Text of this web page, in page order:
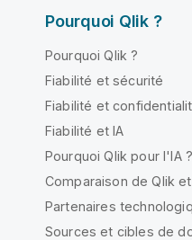
Pourquoi Qlik ?
Pourquoi Qlik ?
Fiabilité et sécurité
Fiabilité et
Fiabilité et IA
Pourquoi Qlik pour l'IA ?
Comparaison de Qlik
Partenaires
Sources et cibles de